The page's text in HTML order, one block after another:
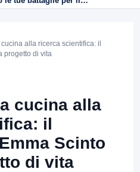
alla ricerca scientifica: il
progetto di vita
cucina alla
il
Scinto
di vita